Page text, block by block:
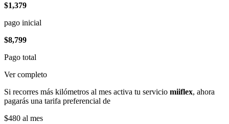
$1,379
pago inicial
$8,799
Pago total
Ver completo
Si recorres más kilómetros al mes activa tu servicio miiflex, ahora
pagarás una tarifa preferencial de
$480 al mes